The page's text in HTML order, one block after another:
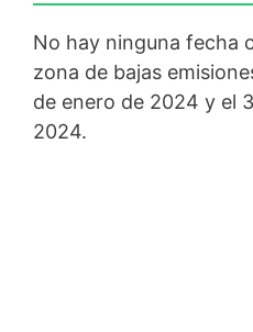
No hay ninguna fecha
zona de bajas
de enero de 2024 y el
2024.